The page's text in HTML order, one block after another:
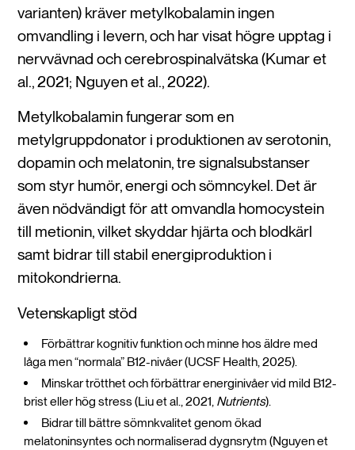
varianten) kräver metylkobalamin ingen
omvandling i levern, och har visat högre upptag i
nervvävnad och cerebrospinalvätska (Kumar et
al., 2021; Nguyen et al., 2022).
Metylkobalamin fungerar som en
metylgruppdonator i produktionen av serotonin,
dopamin och melatonin, tre signalsubstanser
som styr humör, energi och sömncykel. Det är
även nödvändigt för att omvandla homocystein
till metionin, vilket skyddar hjärta och blodkärl
samt bidrar till stabil energiproduktion i
mitokondrierna.
Vetenskapligt stöd
Förbättrar kognitiv funktion och minne hos äldre med
låga men “normala” B12-nivåer (UCSF Health, 2025).
Minskar trötthet och förbättrar energinivåer vid mild B12-
brist eller hög stress (Liu et al., 2021, Nutrients).
Bidrar till bättre sömnkvalitet genom ökad
melatoninsyntes och normaliserad dygnsrytm (Nguyen et